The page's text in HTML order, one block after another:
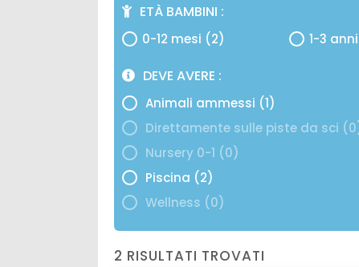
ETÀ BAMBINI
0-12 mesi (2) 1-3
DEVE AVERE
Animali ammessi (1)
Direttamente sulle piste da sci
Nursery 0-1 (0)
Piscina (2)
Wellness (0)
2 RISULTATI TROVATI